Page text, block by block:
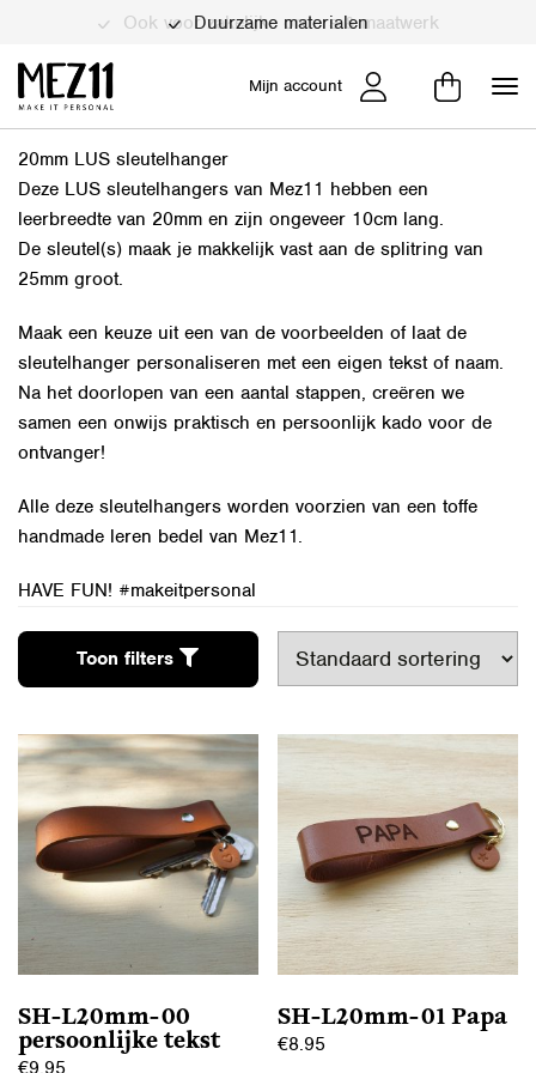
Duurzame materialen
Mijn account
20mm LUS sleutelhanger
Deze LUS sleutelhangers van Mez11 hebben een
leerbreedte van 20mm en zijn ongeveer 10cm lang.
De sleutel(s) maak je makkelijk vast aan de splitring van
25mm groot.
Maak een keuze uit een van de voorbeelden of laat de
sleutelhanger personaliseren met een eigen tekst of naam.
Na het doorlopen van een aantal stappen, creëren we
samen een onwijs praktisch en persoonlijk kado voor de
ontvanger!
Alle deze sleutelhangers worden voorzien van een toffe
handmade leren bedel van Mez11.
HAVE FUN! #makeitpersonal
Toon filters
SH-L20mm-00
persoonlijke tekst
€9.95
SH-L20mm-01 Papa
€8.95